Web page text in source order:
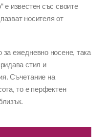
е известен със своите
носителя от
ежедневно носене, така
стил и
Съчетание на
то е перфектен